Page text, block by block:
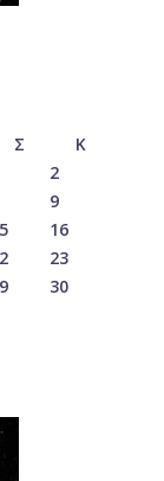
Σ
Κ
2
9
16
23
30